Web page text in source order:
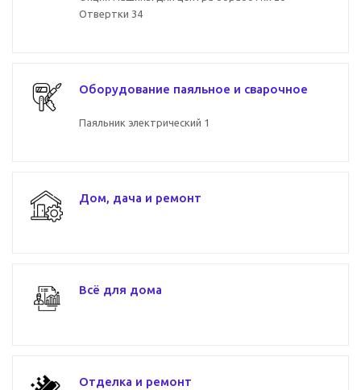
Отвертки 34
Оборудование паяльное и сварочное
Паяльник электрический 1
Дом, дача и ремонт
Всё для дома
Отделка и ремонт